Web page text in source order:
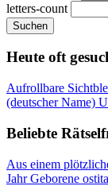
letters-count
Suchen
Heute oft
Aufrollbare
(deutscher Name)
Beliebte
Aus einem
Jahr Geborene